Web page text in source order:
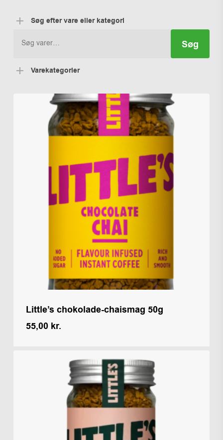
Søg efter vare eller kategori
efter:
Søg
Varekategorier
Little’s chokolade-chaismag 50g
55,00 kr.